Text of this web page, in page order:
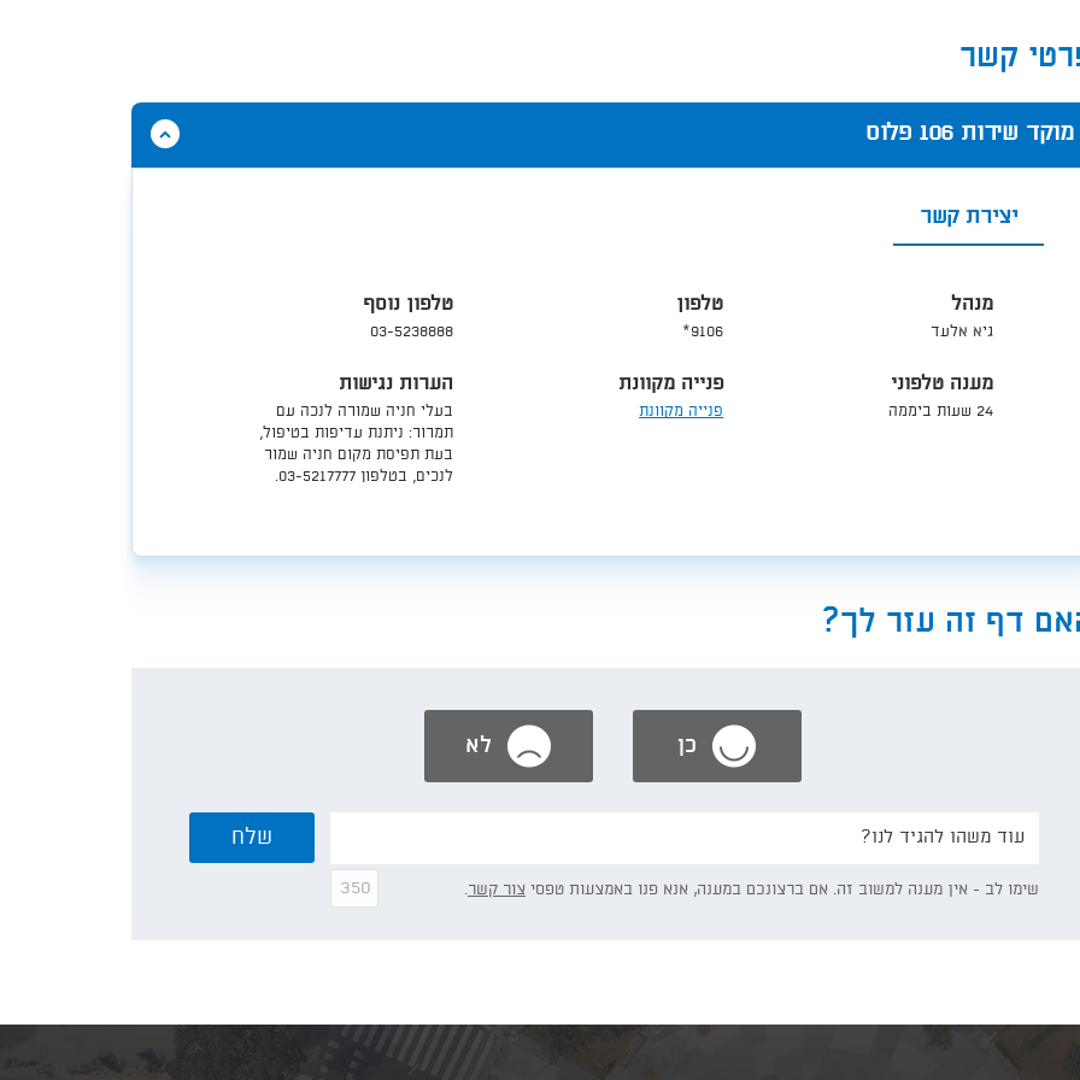
קשר
הסתר
תוכן
מוקד שירות 106 פלוס
יצירת קשר
מנהל
גיא אלעד
טלפון
9106*
טלפון נוסף
03-5238888
מענה טלפוני
24 שעות ביממה
פנייה מקוונת
פנייה מקוונת
הערות נגישות
​בעלי חניה שמורה לנכה עם
תמרור: ניתנת עדיפות בטיפול,
בעת תפיסת מקום חניה שמור
לנכים, בטלפון 03-5217777.
דף זה עזר לך?
כן לא
תפרט/י:
שלח
שימו לב - אין מענה למשוב זה. אם ברצונכם במענה, אנא פנו באמצעות טפסי צור קשר.